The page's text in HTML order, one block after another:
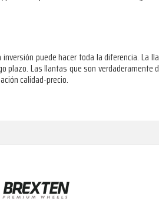
puede hacer toda la diferencia. La
Las llantas que son verdaderamente
calidad-precio.